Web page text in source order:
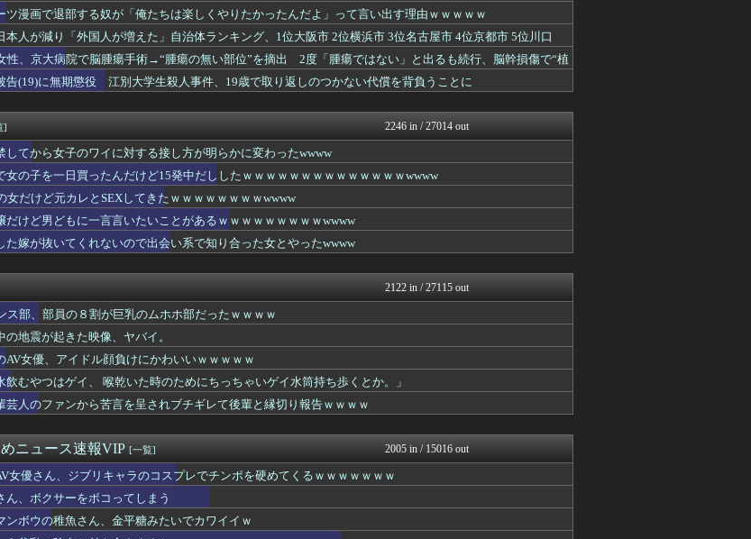
国人が増えた」自治体ランキング、1位大阪市 2位横...
哲学ニュースnwk
バトル漫画のワンシーンが発見さらるwwwwwwww...
ネラーボイス
ん、あまりにも多すぎて大渋滞に😭
VIPPER速報
移」を促すと判明
働くモノニュース : 人生...
○コを見せてわいせつな行為をした75歳の男を逮捕
もみあげチャ～シュ～
ｗｗｗｗｗｗ
キニ速
能な生活
はーとログ
子」。すぐ検索が当たり前に 「タイパ」至上主義・・...
スコールちゃんねる｜２ちゃ...
陰キャなのに自撮りしてしまうｗｗｗwｗｗｗｗｗｗｗ...
」 彼女「同意！ヨシッ！」 俺＆彼女「ご安全に！...
うしみつ-5chまとめ-
“公式和訳“が公開される
ゴールデンタイムズ
年間で変わりすぎてしまうｗｗｗｗｗｗ(※画像あり)
ルベンチプレス30kgできるようになったのに全然マ...
女先生の性欲、ヤバ過ぎるｗｗｗｗｗｗｗｗｗｗｗ
えっ!?またここのサイト?
をボコってしまう
まにゅそく 2chまとめニ...
はめちゃめちゃえっちな美人だったwwwww
BIPブログ
」高市「円安ホクホク！ホクホクゥ！」←
おうまがタイムズ
なっても価格は据え置く決意ｗｗｗｗｗｗ
為の許諾は取ったことありません」
ギレる・・・・・
ぶる速-VIP
とSEXしてきたｗｗｗｗｗｗｗｗwwww
どどうすりゃいいのよ、、
はーとログ
為の許諾は取ったことありません」
なるwww
まとめCUP
寝たほうがいいよ」の一言にブチギレ・・・
スコールちゃんねる｜２ちゃ...
ｗｗｗｗｗｗｗｗｗｗｗｗｗｗ
VIPPER速報
セクシー女優ｗｗｗwｗｗｗｗｗｗｗｗ
なんJミュージアム
月で９６００人死亡
さん、全部丸見えのスケスケお胸を投稿ｗｗｗｗｗｗｗ...
うしみつ-5chまとめ-
コメ、中傷がエグすぎる
ぶる速-VIP
ツ漫画で退部する奴が「俺たちは楽しくやりたかったんだよ」って言い出す理由ｗｗｗｗｗ
本人が減り「外国人が増えた」自治体ランキング、1位大阪市 2位横浜市 3位名古屋市 4位京都市 5位川口
高まる
性、京大病院で脳腫瘍手術→“腫瘍の無い部位”を摘出 2度「腫瘍ではない」と出るも続行、脳幹損傷で“植
告(19)に無期懲役 江別大学生殺人事件、19歳で取り返しのつかない代償を背負うことに
] 2246 in / 27014 out
してから女子のワイに対する接し方が明らかに変わったwwww
女の子を一日買ったんだけど15発中だししたｗｗｗｗｗｗｗｗｗｗｗｗｗｗwwww
女だけど元カレとSEXしてきたｗｗｗｗｗｗｗｗwwww
だけど男どもに一言言いたいことがあるｗｗｗｗｗｗｗｗｗwwww
た嫁が抜いてくれないので出会い系で知り合った女とやったwwww
2122 in / 27115 out
ス部、部員の８割が巨乳のムホホ部だったｗｗｗｗ
の地震が起きた映像、ヤバイ。
AV女優、アイドル顔負けにかわいいｗｗｗｗｗ
飲むやつはゲイ、 喉乾いた時のためにちっちゃいゲイ水筒持ち歩くとか。」
芸人のファンから苦言を呈されブチギレて後輩と縁切り報告ｗｗｗｗ
ニュース速報VIP [一覧] 2005 in / 15016 out
女優さん、ジブリキャラのコスプレでチンポを硬めてくるｗｗｗｗｗｗｗ
ん、ボクサーをボコってしまう
ンボウの稚魚さん、金平糖みたいでカワイイｗ